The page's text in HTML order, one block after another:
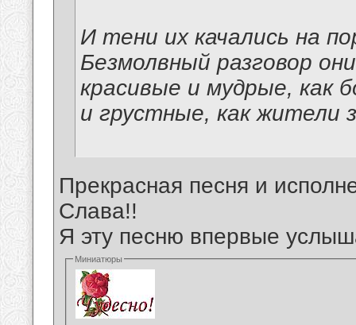
И тени их качались на
Безмолвный разговор
красивые и мудрые, как
и грустные, как жители
Прекрасная песня и
Слава!!
Я эту песню впервые
Миниатюры